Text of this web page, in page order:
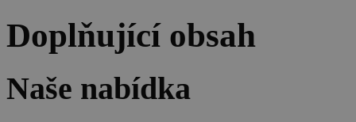
Doplňující obsah
Naše nabídka